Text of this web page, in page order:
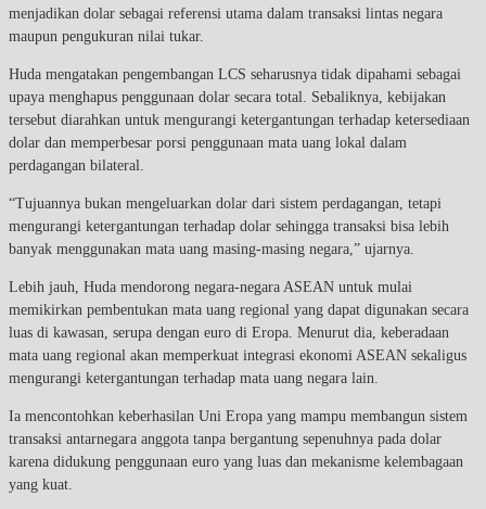
menjadikan dolar sebagai referensi utama dalam transaksi lintas negara
maupun pengukuran nilai tukar.
Huda mengatakan pengembangan LCS seharusnya tidak dipahami sebagai
upaya menghapus penggunaan dolar secara total. Sebaliknya, kebijakan
tersebut diarahkan untuk mengurangi ketergantungan terhadap ketersediaan
dolar dan memperbesar porsi penggunaan mata uang lokal dalam
perdagangan bilateral.
“Tujuannya bukan mengeluarkan dolar dari sistem perdagangan, tetapi
mengurangi ketergantungan terhadap dolar sehingga transaksi bisa lebih
banyak menggunakan mata uang masing-masing negara,” ujarnya.
Lebih jauh, Huda mendorong negara-negara ASEAN untuk mulai
memikirkan pembentukan mata uang regional yang dapat digunakan secara
luas di kawasan, serupa dengan euro di Eropa. Menurut dia, keberadaan
mata uang regional akan memperkuat integrasi ekonomi ASEAN sekaligus
mengurangi ketergantungan terhadap mata uang negara lain.
Ia mencontohkan keberhasilan Uni Eropa yang mampu membangun sistem
transaksi antarnegara anggota tanpa bergantung sepenuhnya pada dolar
karena didukung penggunaan euro yang luas dan mekanisme kelembagaan
yang kuat.